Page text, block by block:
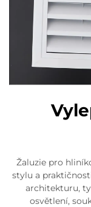
Žaluzie pro
stylu a
architekturu,
osvětlení,